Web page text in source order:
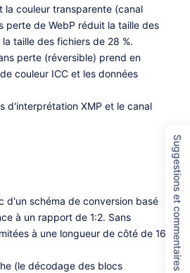
la couleur transparente (canal
perte de WebP réduit la taille des
taille des fichiers de 28 %.
perte (réversible) prend en
couleur ICC et les données
d'interprétation XMP et le canal
d'un schéma de conversion basé
à un rapport de 1:2. Sans
à une longueur de côté de 16
(le décodage des blocs
Suggestions et commentaires